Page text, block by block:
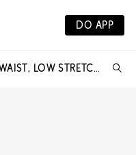
DO APP
SPÓDNICA DŻINSOWA MID WAIST, LOW STRETCH